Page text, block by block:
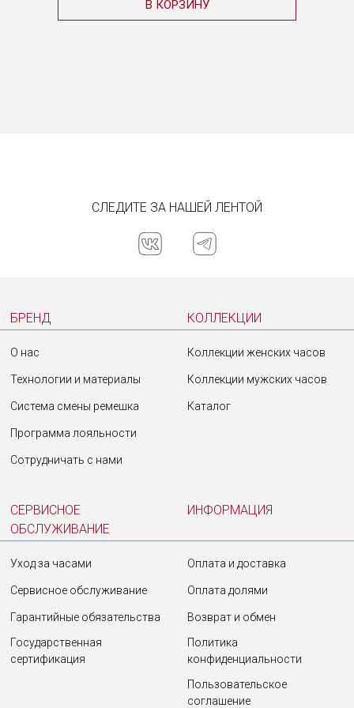
В КОРЗИНУ
СЛЕДИТЕ ЗА НАШЕЙ ЛЕНТОЙ
БРЕНД КОЛЛЕКЦИИ
О нас
Технологии и материалы
Система смены ремешка
Программа лояльности
Сотрудничать с нами
Коллекции женских часов
Коллекции мужских часов
Каталог
СЕРВИСНОЕ
ОБСЛУЖИВАНИЕ
ИНФОРМАЦИЯ
Уход за часами
Сервисное обслуживание
Гарантийные обязательства
Государственная
сертификация
Оплата и доставка
Оплата долями
Возврат и обмен
Политика
конфиденциальности
Пользовательское
соглашение